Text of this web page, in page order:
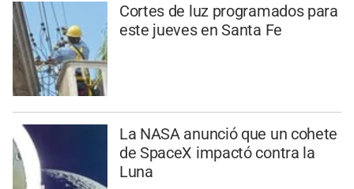
Cortes de luz programados para
este jueves en Santa Fe
La NASA anunció que un cohete
de SpaceX impactó contra la
Luna